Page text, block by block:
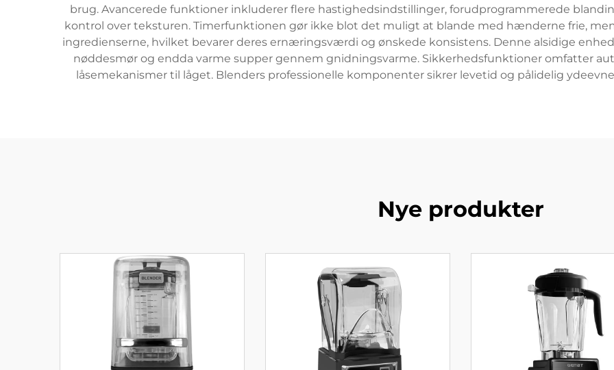
brug. Avancerede funktioner inkluderer flere hastighedsindstillinger, forudprogrammerede
kontrol over teksturen. Timerfunktionen gør ikke blot det muligt at blande med hænderne frie,
ingredienserne, hvilket bevarer deres ernæringsværdi og ønskede konsistens. Denne alsidige
nøddesmør og endda varme supper gennem gnidningsvarme. Sikkerhedsfunktioner omfatter
låsemekanismer til låget. Blenders professionelle komponenter sikrer levetid og pålidelig
Nye produkter